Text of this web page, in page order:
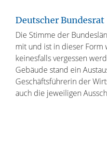
Deutscher Bundesrat
Die Stimme der
mit und ist in dieser Form
keinesfalls vergessen
Gebäude stand ein
Geschäftsführerin der
auch die jeweiligen